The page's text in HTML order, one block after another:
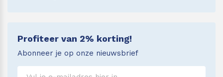
Profiteer van 2% korting!
Abonneer je op onze nieuwsbrief